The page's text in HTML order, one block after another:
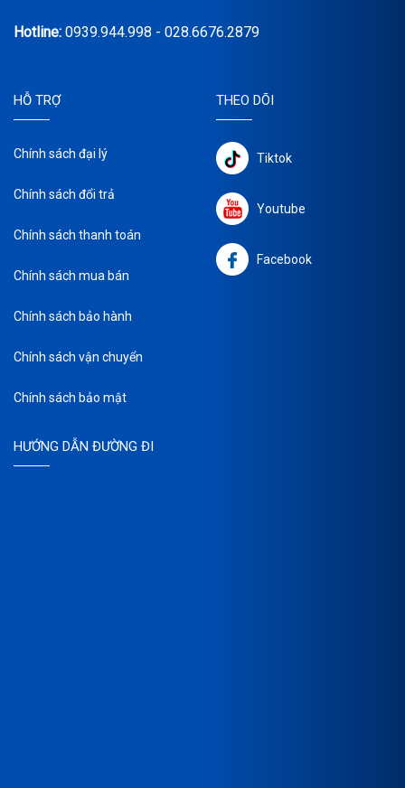
Hotline: 0939.944.998 - 028.6676.2879
HỖ TRỢ
Chính sách đại lý
Chính sách đổi trả
Chính sách thanh toán
Chính sách mua bán
Chính sách bảo hành
Chính sách vận chuyển
Chính sách bảo mật
THEO DÕI
Tiktok
Youtube
Facebook
HƯỚNG DẪN ĐƯỜNG ĐI